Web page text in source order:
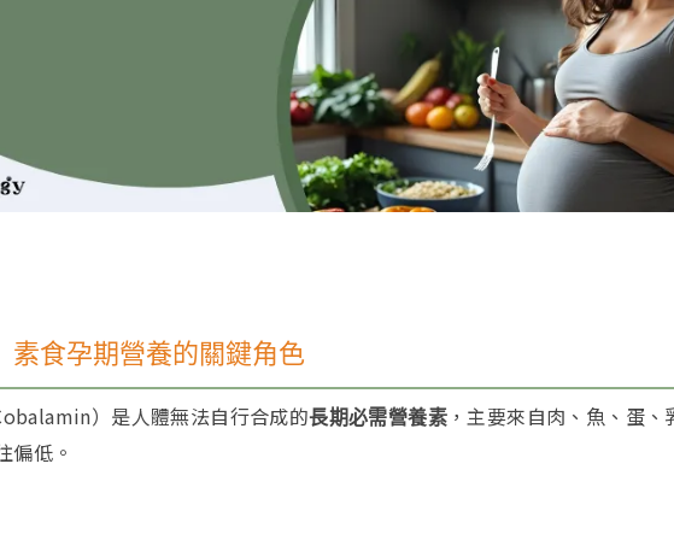
素食孕期營養的關鍵角色
）是人體無法自行合成的長期必需營養素 ，主要來自肉、魚、蛋
偏低。